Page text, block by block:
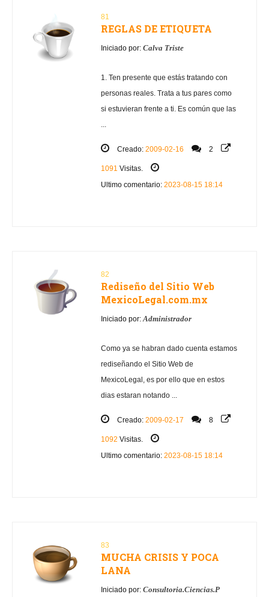
81
REGLAS DE ETIQUETA
Iniciado por: Calva Triste
1. Ten presente que estás tratando con
personas reales. Trata a tus pares como
si estuvieran frente a ti. Es común que las
...
Creado: 2009-02-16 2
1091 Visitas.
Ultimo comentario: 2023-08-15 18:14
82
Rediseño del Sitio Web
MexicoLegal.com.mx
Iniciado por:Administrador
Como ya se habran dado cuenta estamos
rediseñando el Sitio Web de
MexicoLegal, es por ello que en estos
dias estaran notando ...
Creado: 2009-02-17 8
1092 Visitas.
Ultimo comentario: 2023-08-15 18:14
83
MUCHA CRISIS Y POCA
LANA
Iniciado por: Consultoria.Ciencias.P